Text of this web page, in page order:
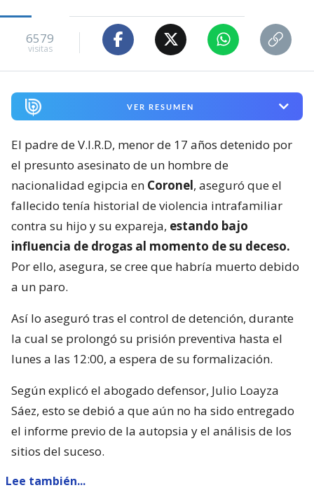
6579
visitas
VER RESUMEN
El padre de V.I.R.D, menor de 17 años detenido por
el presunto asesinato de un hombre de
nacionalidad egipcia en Coronel, aseguró que el
fallecido tenía historial de violencia intrafamiliar
contra su hijo y su expareja, estando bajo
influencia de drogas al momento de su deceso.
Por ello, asegura, se cree que habría muerto debido
a un paro.
Así lo aseguró tras el control de detención, durante
la cual se prolongó su prisión preventiva hasta el
lunes a las 12:00, a espera de su formalización.
Según explicó el abogado defensor, Julio Loayza
Sáez, esto se debió a que aún no ha sido entregado
el informe previo de la autopsia y el análisis de los
sitios del suceso.
Lee también...